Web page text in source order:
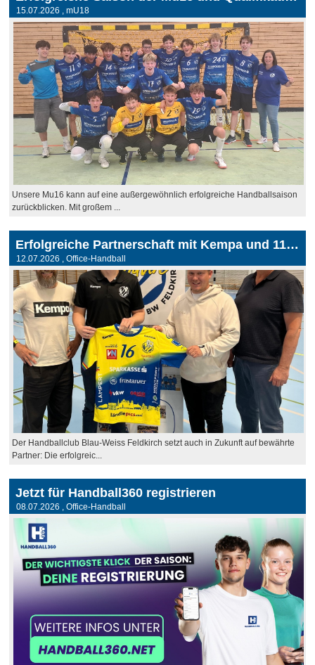
15.07.2026 , mU18
Unsere Mu16 kann auf eine außergewöhnlich erfolgreiche Handballsaison
zurückblicken. Mit großem ...
Erfolgreiche Partnerschaft mit Kempa und 11teamsports wird fortgesetzt
12.07.2026 , Office-Handball
Der Handballclub Blau-Weiss Feldkirch setzt auch in Zukunft auf bewährte
Partner: Die erfolgreic...
Jetzt für Handball360 registrieren
08.07.2026 , Office-Handball